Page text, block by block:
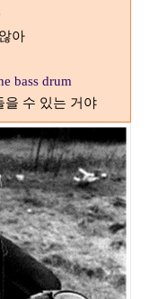
아
bass drum
을 수 있는 거야